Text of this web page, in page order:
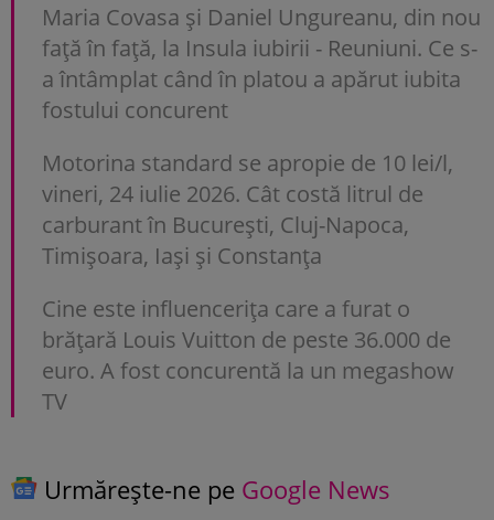
Maria Covasa și Daniel Ungureanu, din nou
față în față, la Insula iubirii - Reuniuni. Ce s-
a întâmplat când în platou a apărut iubita
fostului concurent
Motorina standard se apropie de 10 lei/l,
vineri, 24 iulie 2026. Cât costă litrul de
carburant în București, Cluj-Napoca,
Timișoara, Iași și Constanța
Cine este influencerița care a furat o
brățară Louis Vuitton de peste 36.000 de
euro. A fost concurentă la un megashow
TV
Urmărește-ne pe Google News